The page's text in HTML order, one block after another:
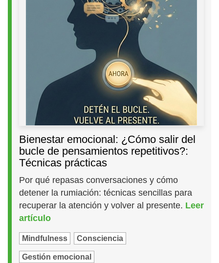
Bienestar emocional: ¿Cómo salir del
bucle de pensamientos repetitivos?:
Técnicas prácticas
Por qué repasas conversaciones y cómo
detener la rumiación: técnicas sencillas para
recuperar la atención y volver al presente. Leer
artículo
Mindfulness Consciencia
Gestión emocional